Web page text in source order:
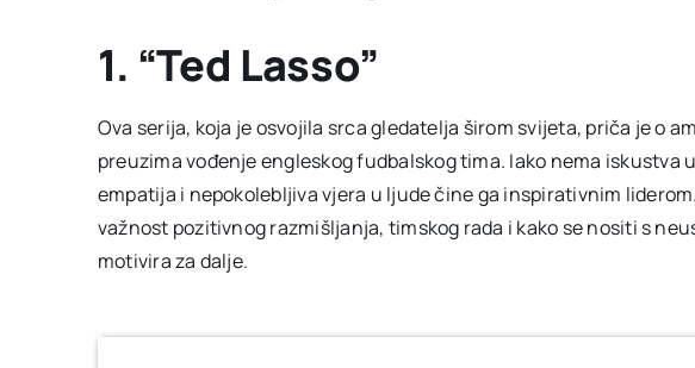
1. “Ted Lasso”
Ova serija, koja je osvojila srca gledatelja širom svijeta, priča je o
preuzima vođenje engleskog fudbalskog tima. Iako nema iskustva
empatija i nepokolebljiva vjera u ljude čine ga inspirativnim
važnost pozitivnog razmišljanja, timskog rada i kako se nositi s
motivira za dalje.